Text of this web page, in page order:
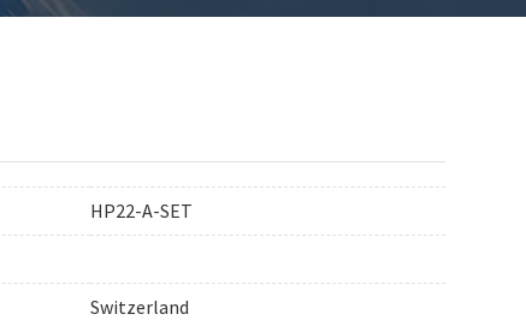
HP22-A-SET
Switzerland